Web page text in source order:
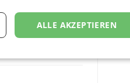
ALLE AKZEPTIEREN